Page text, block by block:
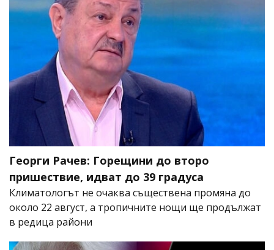
Георги Рачев: Горещини до второ
пришествие, идват до 39 градуса
Климатологът не очаква съществена промяна до
около 22 август, а тропичните нощи ще продължат
в редица райони